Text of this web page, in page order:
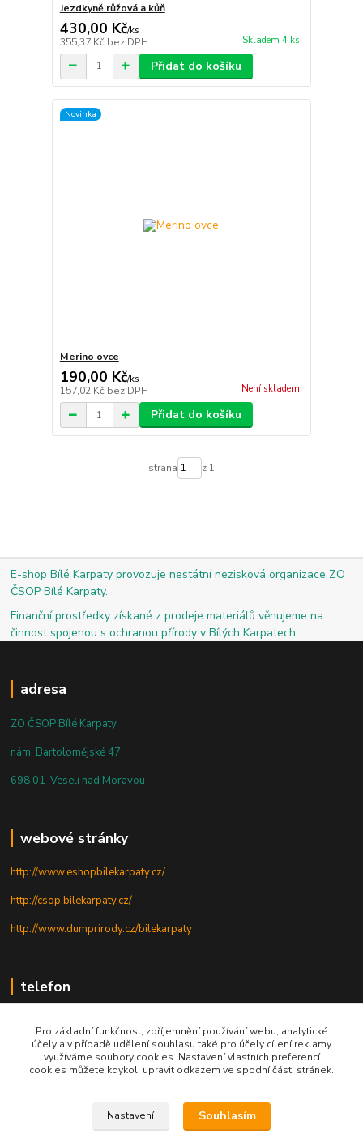
Jezdkyně růžová a kůň
430,00 Kč/ks
355,37 Kč bez DPH Skladem 4 ks
Přidat do košíku
Novinka
Merino ovce
190,00 Kč/ks
157,02 Kč bez DPH Není skladem
Přidat do košíku
strana z 1
E-shop Bílé Karpaty provozuje nestátní nezisková organizace ZO
ČSOP Bílé Karpaty.
Finanční prostředky získané z prodeje materiálů věnujeme na
činnost spojenou s ochranou přírody v Bílých Karpatech.
adresa
ZO ČSOP Bílé Karpaty
nám. Bartolomějské 47
698 01 Veselí nad Moravou
webové stránky
http://www.eshopbilekarpaty.cz/
http://csop.bilekarpaty.cz/
http://www.dumprirody.cz/bilekarpaty
telefon
+420 727 880 789
PO - PÁ: 9 - 17
Pro základní funkčnost, zpříjemnění používání webu, analytické
účely a v případě udělení souhlasu také pro účely cílení reklamy
využíváme soubory cookies. Nastavení vlastních preferencí
cookies můžete kdykoli upravit odkazem ve spodní části stránek.
Nastavení Souhlasím